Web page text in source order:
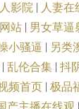
影院 | 人妻在
站 | 男女草逼
小骚逼 | 另类
| 乱伦合集 | 抖
频首页 | 极品